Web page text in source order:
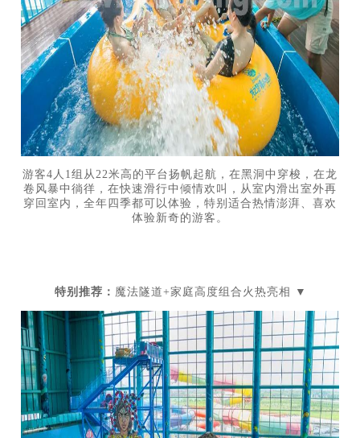
游客4人1组从22米高的平台扬帆起航，在黑洞中穿梭，在龙
卷风暴中徜徉，在快速滑行中倾情欢叫，从室内滑出室外再
穿回室内，全年四季都可以体验，特别适合热情澎湃、喜欢
体验新奇的游客。
特别推荐： 魔法隧道+家庭高度组合火热亮相 ▼